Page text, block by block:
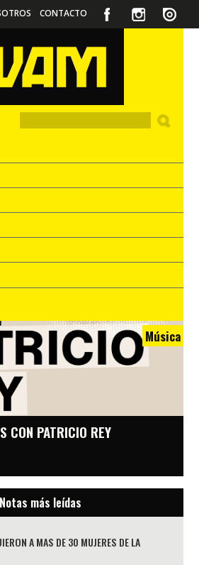
CONTACTO
Música
CON PATRICIO REY
Notas más leídas
A MAS DE 30 MUJERES DE LA